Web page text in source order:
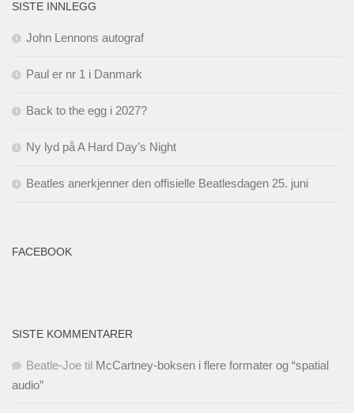
SISTE INNLEGG
John Lennons autograf
Paul er nr 1 i Danmark
Back to the egg i 2027?
Ny lyd på A Hard Day’s Night
Beatles anerkjenner den offisielle Beatlesdagen 25. juni
FACEBOOK
SISTE KOMMENTARER
Beatle-Joe til McCartney-boksen i flere formater og “spatial
audio”